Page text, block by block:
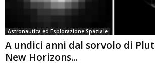
Astronautica ed Esplorazione Spaziale
A undici anni dal sorvolo di
New Horizons...